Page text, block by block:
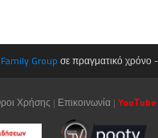
Group σε πραγματικό χρόνο -
Χρήσης| Επικοινωνία| YouΤube